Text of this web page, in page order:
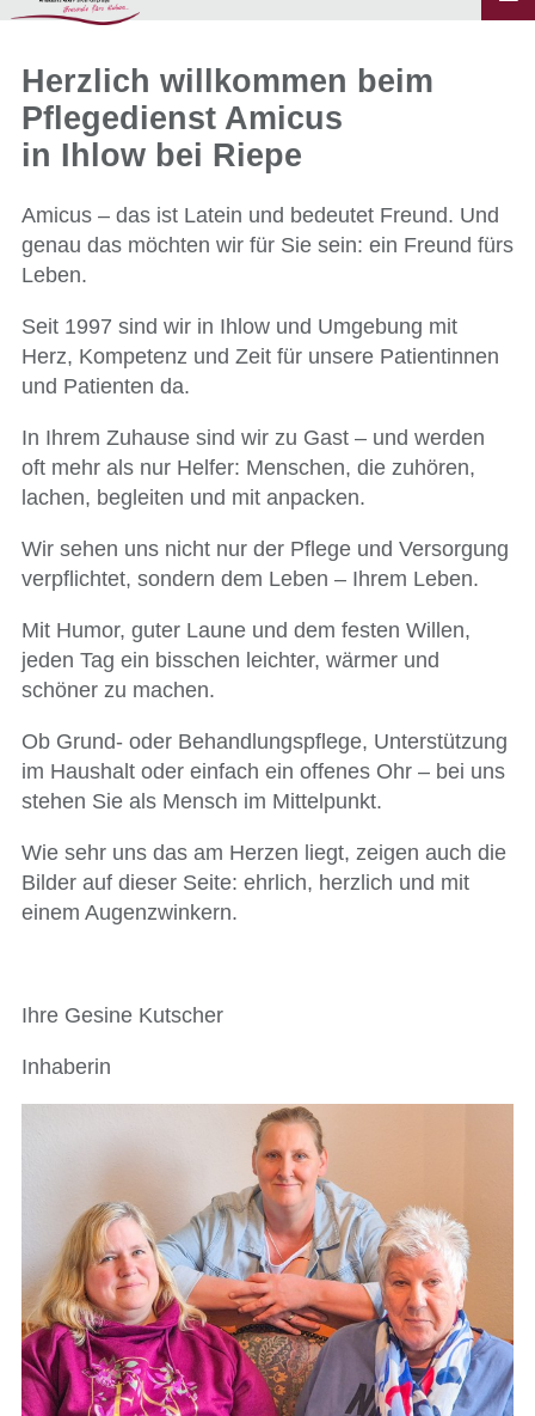
Herzlich willkommen beim
Pflegedienst Amicus
in Ihlow bei Riepe
Amicus – das ist Latein und bedeutet Freund. Und
genau das möchten wir für Sie sein: ein Freund fürs
Leben.
Seit 1997 sind wir in Ihlow und Umgebung mit
Herz, Kompetenz und Zeit für unsere Patientinnen
und Patienten da.
In Ihrem Zuhause sind wir zu Gast – und werden
oft mehr als nur Helfer: Menschen, die zuhören,
lachen, begleiten und mit anpacken.
Wir sehen uns nicht nur der Pflege und Versorgung
verpflichtet, sondern dem Leben – Ihrem Leben.
Mit Humor, guter Laune und dem festen Willen,
jeden Tag ein bisschen leichter, wärmer und
schöner zu machen.
Ob Grund- oder Behandlungspflege, Unterstützung
im Haushalt oder einfach ein offenes Ohr – bei uns
stehen Sie als Mensch im Mittelpunkt.
Wie sehr uns das am Herzen liegt, zeigen auch die
Bilder auf dieser Seite: ehrlich, herzlich und mit
einem Augenzwinkern.
Ihre Gesine Kutscher
Inhaberin